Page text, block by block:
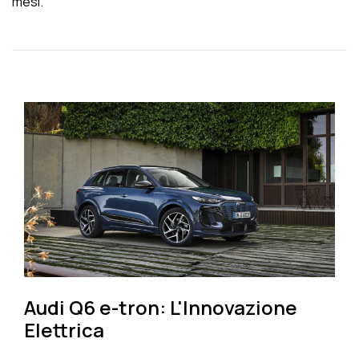
Audi Q6 e-tron: L'Innovazione
Elettrica